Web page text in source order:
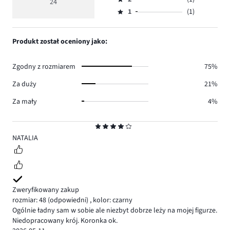
4
NATALIA
Zweryfikowany zakup
rozmiar: 48 (odpowiedni) , kolor: czarny
Ogólnie ładny sam w sobie ale niezbyt dobrze leży na mojej figurze.
Niedopracowany krój. Koronka ok.
16.
głosów
ilość
Ocena
2,
Ocena
1,
1 (1)
Produkt został oceniony jako:
Zgodny z rozmiarem
75%
Za duży
21%
Za mały
4%